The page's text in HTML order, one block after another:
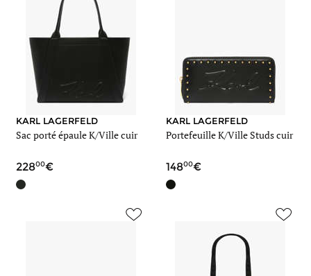
KARL LAGERFELD
Sac porté épaule K/Ville cuir
22800
KARL LAGERFELD
Portefeuille K/Ville Studs cuir
14800